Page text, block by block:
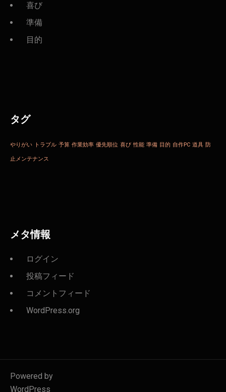
喜び
準備
目的
タグ
やりがい トラブル 予算 作業効率 優先順位 喜び 性能 準備 目的 自作PC 道具 防
止メンテナンス
メタ情報
ログイン
投稿フィード
コメントフィード
WordPress.org
Powered by
WordPress